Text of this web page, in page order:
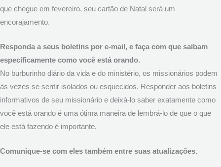
que chegue em fevereiro, seu cartão de Natal será um
encorajamento.
Responda a seus boletins por e-mail, e faça com que saibam
especificamente como você está orando.
No burburinho diário da vida e do ministério, os missionários podem
às vezes se sentir isolados ou esquecidos. Responder aos boletins
informativos de seu missionário e deixá-lo saber exatamente como
você está orando é uma ótima maneira de lembrá-lo de que o que
ele está fazendo é importante.
Comunique-se com eles também entre suas atualizações.